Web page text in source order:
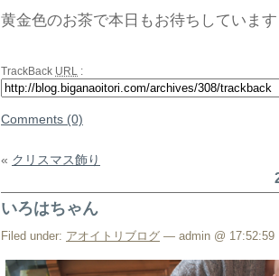
黄金色のお茶で本日もお待ちしていま
TrackBack URL :
Comments (0)
« クリスマス飾り
いろはちゃん
Filed under: アオイトリブログ — admin @ 17:52:59